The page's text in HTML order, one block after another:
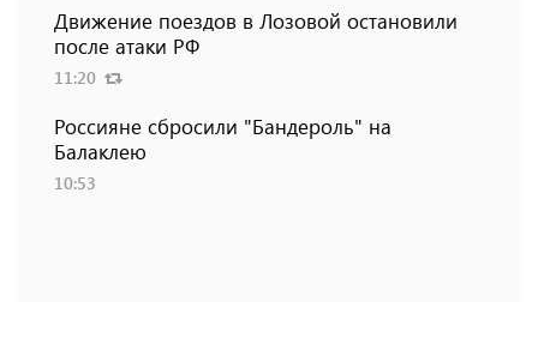
Движение поездов в Лозовой остановили
после атаки РФ
11:20
Россияне сбросили "Бандероль" на
Балаклею
10:53